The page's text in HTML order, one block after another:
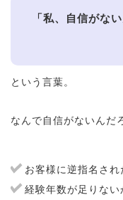
「私、自信がない
という言葉。
なんで自信がないんだ
お客様に逆指名され
経験年数が足りない